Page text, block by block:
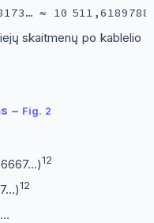
≈ 10
skaitmenų po kablelio
– Fig. 2
12
12